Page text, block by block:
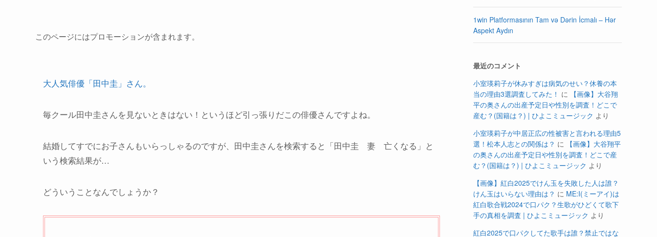
このページにはプロモーションが含まれます。
大人気俳優「田中圭」さん。
毎クール田中圭さんを見ないときはない！というほど引っ張りだこの俳優さんですよね。
結婚してすでにお子さんもいらっしゃるのですが、田中圭さんを検索すると「田中圭 妻 亡くなる」と
いう検索結果が…
どういうことなんでしょうか？
1win Platformasının Tam və Dərin İcmalı – Hər
Aspekt Aydın
最近のコメント
小室瑛莉子が休みすぎは病気のせい？休養の本
当の理由3選調査してみた！ に
【画像】大谷翔
平の奥さんの出産予定日や性別を調査！どこで
産む？(国籍は？) | ひよこミュージック より
小室瑛莉子が中居正広の性被害と言われる理由5
選！松本人志との関係は？ に
【画像】大谷翔平
の奥さんの出産予定日や性別を調査！どこで産
む？(国籍は？) | ひよこミュージック より
【画像】紅白2025でけん玉を失敗した人は誰？
けん玉はいらない理由は？ に ME:I(ミーアイ)は
紅白歌合戦2024で口パク？生歌がひどくて歌下
手の真相を調査 | ひよこミュージック より
紅白2025で口パクしてた歌手は誰？禁止ではな